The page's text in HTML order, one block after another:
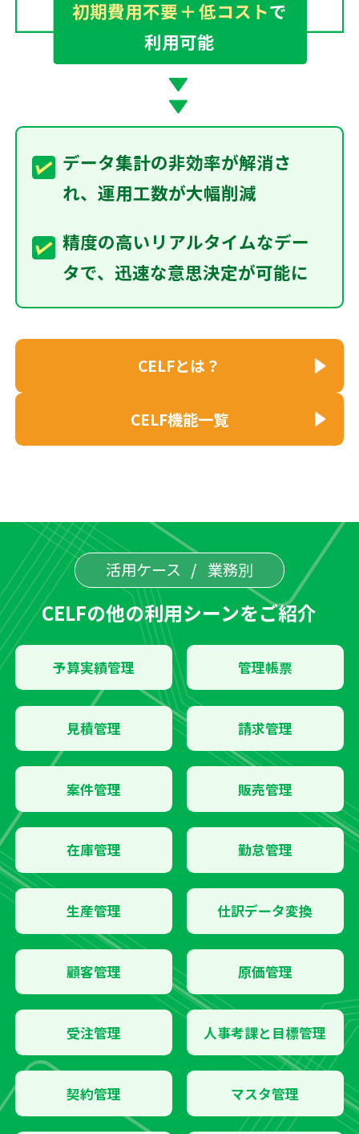
初期費用不要＋低コストで
利用可能
データ集計の非効率が解消さ
れ、運用工数が大幅削減
精度の高いリアルタイムなデー
タで、迅速な意思決定が可能に
CELFとは？
CELF機能一覧
活用ケース 業務別
CELFの他の利用シーンをご紹介
予算実績管理 管理帳票
見積管理 請求管理
案件管理 販売管理
在庫管理 勤怠管理
生産管理 仕訳データ変換
顧客管理 原価管理
受注管理 人事考課と目標管理
契約管理 マスタ管理